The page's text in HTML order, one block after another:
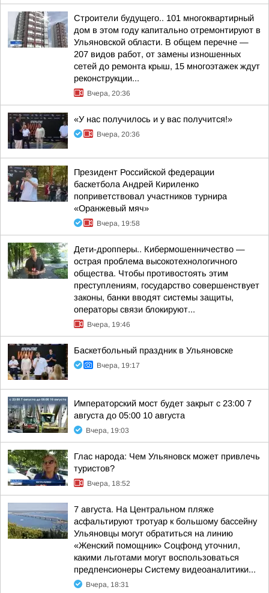
Строители будущего.. 101 многоквартирный
дом в этом году капитально отремонтируют в
Ульяновской области. В общем перечне —
207 видов работ, от замены изношенных
сетей до ремонта крыш, 15 многоэтажек ждут
реконструкции...
Вчера, 20:36
«У нас получилось и у вас получится!»
Вчера, 20:36
Президент Российской федерации
баскетбола Андрей Кириленко
поприветствовал участников турнира
«Оранжевый мяч»
Вчера, 19:58
Дети-дропперы.. Кибермошенничество —
острая проблема высокотехнологичного
общества. Чтобы противостоять этим
преступлениям, государство совершенствует
законы, банки вводят системы защиты,
операторы связи блокируют...
Вчера, 19:46
Баскетбольный праздник в Ульяновске
Вчера, 19:17
Императорский мост будет закрыт с 23:00 7
августа до 05:00 10 августа
Вчера, 19:03
Глас народа: Чем Ульяновск может привлечь
туристов?
Вчера, 18:52
7 августа. На Центральном пляже
асфальтируют тротуар к большому бассейну
Ульяновцы могут обратиться на линию
«Женский помощник» Соцфонд уточнил,
какими льготами могут воспользоваться
предпенсионеры Систему видеоаналитики...
Вчера, 18:31